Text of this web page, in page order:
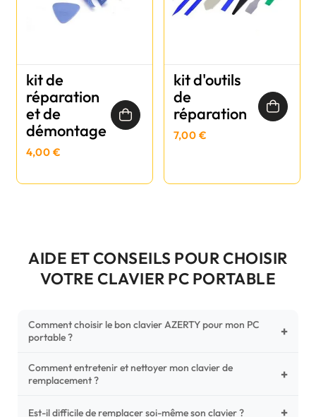
kit de
réparation
et de
démontage
4,00 €
kit d'outils
de
réparation
7,00 €
AIDE ET CONSEILS POUR CHOISIR
VOTRE CLAVIER PC PORTABLE
Comment choisir le bon clavier AZERTY pour mon PC
portable ?
+
Pour ne pas vous tromper, vérifiez trois points critiques sur
votre clavier d'origine : la disposition (AZERTY Français), la
Comment entretenir et nettoyer mon clavier de
remplacement ?
+
Un entretien régulier prolonge la vie de vos touches.
Est-il difficile de remplacer soi-même son clavier ? +